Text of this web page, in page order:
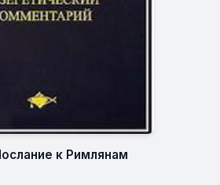
к Римлянам